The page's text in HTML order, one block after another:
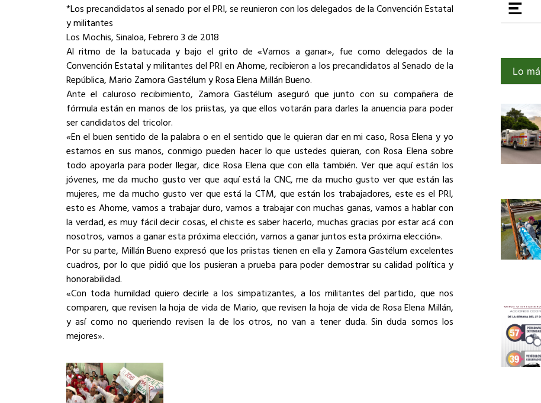
*Los precandidatos al senado por el PRI, se reunieron con los delegados de la Convención Estatal
y militantes
Los Mochis, Sinaloa, Febrero 3 de 2018
Al ritmo de la batucada y bajo el grito de «Vamos a ganar», fue como delegados de la
Convención Estatal y militantes del PRI en Ahome, recibieron a los precandidatos al Senado de la
República, Mario Zamora Gastélum y Rosa Elena Millán Bueno.
Ante el caluroso recibimiento, Zamora Gastélum aseguró que junto con su compañera de
fórmula están en manos de los priistas, ya que ellos votarán para darles la anuencia para poder
ser candidatos del tricolor.
«En el buen sentido de la palabra o en el sentido que le quieran dar en mi caso, Rosa Elena y yo
estamos en sus manos, conmigo pueden hacer lo que ustedes quieran, con Rosa Elena sobre
todo apoyarla para poder llegar, dice Rosa Elena que con ella también. Ver que aquí están los
jóvenes, me da mucho gusto ver que aquí está la CNC, me da mucho gusto ver que están las
mujeres, me da mucho gusto ver que está la CTM, que están los trabajadores, este es el PRI,
esto es Ahome, vamos a trabajar duro, vamos a trabajar con muchas ganas, vamos a hablar con
la verdad, es muy fácil decir cosas, el chiste es saber hacerlo, muchas gracias por estar acá con
nosotros, vamos a ganar esta próxima elección, vamos a ganar juntos esta próxima elección».
Por su parte, Millán Bueno expresó que los priistas tienen en ella y Zamora Gastélum excelentes
cuadros, por lo que pidió que los pusieran a prueba para poder demostrar su calidad política y
honorabilidad.
«Con toda humildad quiero decirle a los simpatizantes, a los militantes del partido, que nos
comparen, que revisen la hoja de vida de Mario, que revisen la hoja de vida de Rosa Elena Millán,
y así como no queriendo revisen la de los otros, no van a tener duda. Sin duda somos los
mejores».
Lo